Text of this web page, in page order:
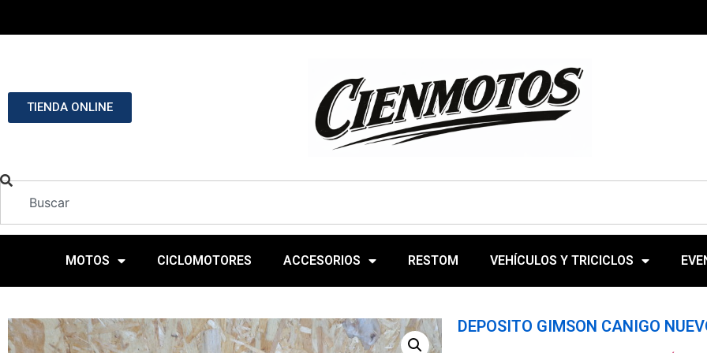
TIENDA ONLINE
MOTOS CICLOMOTORES ACCESORIOS RESTOM VEHÍCULOS Y TRICICLOS
DEPOSITO GIMSON CANIGO